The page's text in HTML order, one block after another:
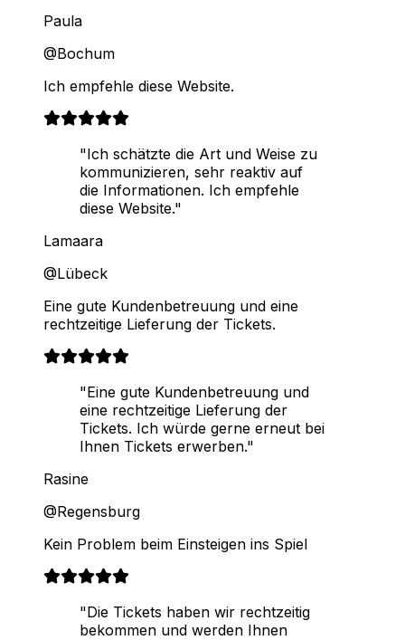
Paula
@Bochum
Ich empfehle diese Website.
"Ich schätzte die Art und Weise zu
kommunizieren, sehr reaktiv auf
die Informationen. Ich empfehle
diese Website."
Lamaara
@Lübeck
Eine gute Kundenbetreuung und eine
rechtzeitige Lieferung der Tickets.
"Eine gute Kundenbetreuung und
eine rechtzeitige Lieferung der
Tickets. Ich würde gerne erneut bei
Ihnen Tickets erwerben."
Rasine
@Regensburg
Kein Problem beim Einsteigen ins Spiel
"Die Tickets haben wir rechtzeitig
bekommen und werden Ihnen